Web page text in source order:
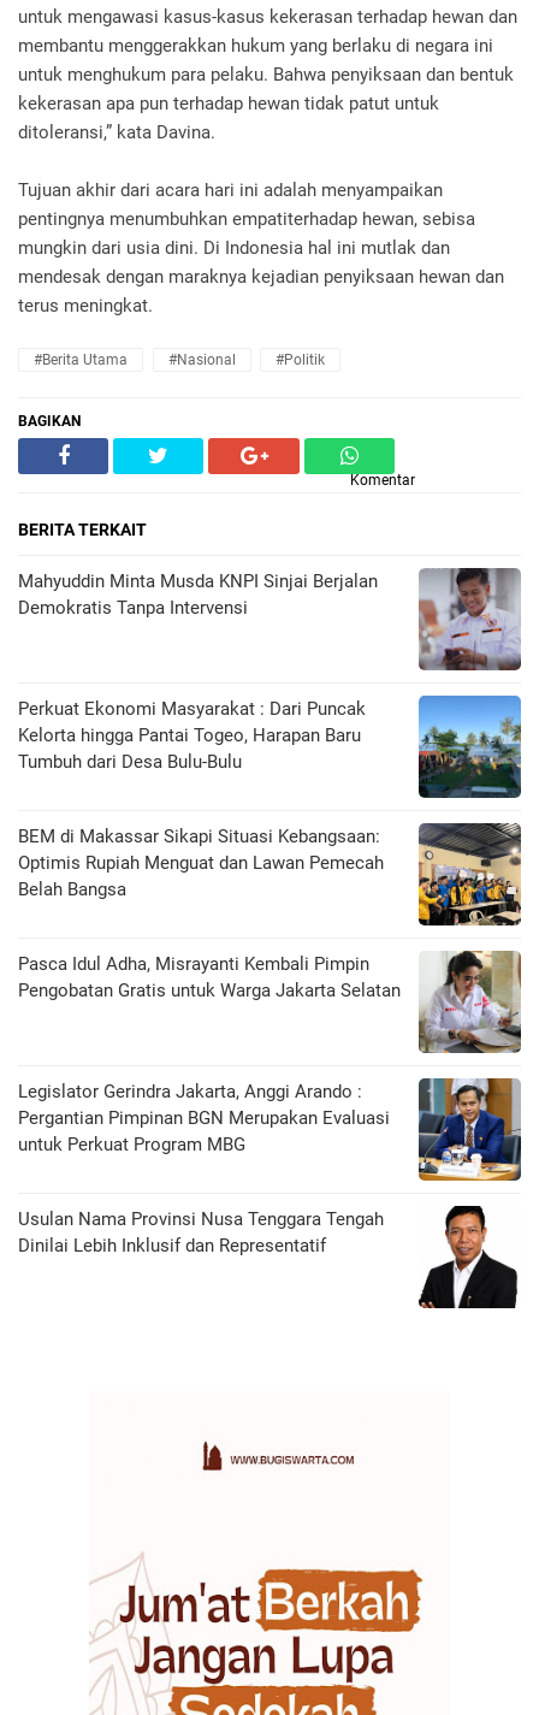
untuk mengawasi kasus-kasus kekerasan terhadap hewan dan
membantu menggerakkan hukum yang berlaku di negara ini
untuk menghukum para pelaku. Bahwa penyiksaan dan bentuk
kekerasan apa pun terhadap hewan tidak patut untuk
ditoleransi,” kata Davina.
Tujuan akhir dari acara hari ini adalah menyampaikan
pentingnya menumbuhkan empatiterhadap hewan, sebisa
mungkin dari usia dini. Di Indonesia hal ini mutlak dan
mendesak dengan maraknya kejadian penyiksaan hewan dan
terus meningkat.
#Berita Utama #Nasional #Politik
BAGIKAN
Komentar
BERITA TERKAIT
Mahyuddin Minta Musda KNPI Sinjai Berjalan
Demokratis Tanpa Intervensi
Perkuat Ekonomi Masyarakat : Dari Puncak
Kelorta hingga Pantai Togeo, Harapan Baru
Tumbuh dari Desa Bulu-Bulu
BEM di Makassar Sikapi Situasi Kebangsaan:
Optimis Rupiah Menguat dan Lawan Pemecah
Belah Bangsa
Pasca Idul Adha, Misrayanti Kembali Pimpin
Pengobatan Gratis untuk Warga Jakarta Selatan
Legislator Gerindra Jakarta, Anggi Arando :
Pergantian Pimpinan BGN Merupakan Evaluasi
untuk Perkuat Program MBG
Usulan Nama Provinsi Nusa Tenggara Tengah
Dinilai Lebih Inklusif dan Representatif